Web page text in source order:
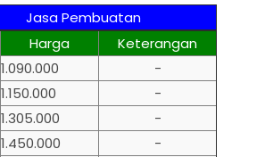
Jasa Pembuatan
Harga
Keterangan
1.090.000
-
1.150.000
-
1.305.000
-
1.450.000
-